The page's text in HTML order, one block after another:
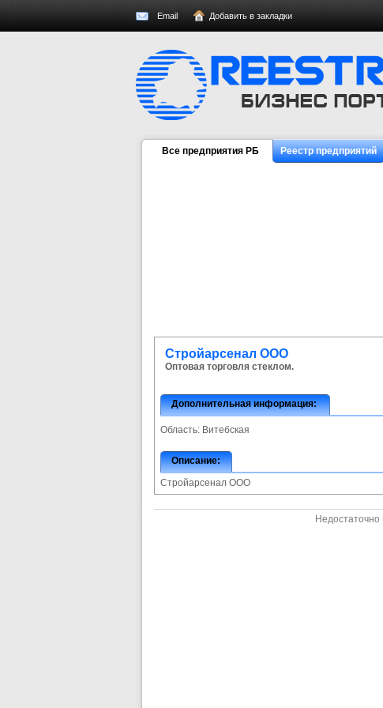
Email Добавить в закладки
Все предприятия РБ Реестр предприятий
Стройарсенал ООО
Оптовая торговля стеклом.
Дополнительная информация:
Область: Витебская
Описание:
Стройарсенал ООО